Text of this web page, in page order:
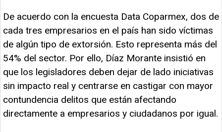
De acuerdo con la encuesta Data Coparmex, dos de
cada tres empresarios en el país han sido víctimas
de algún tipo de extorsión. Esto representa más del
54% del sector. Por ello, Díaz Morante insistió en
que los legisladores deben dejar de lado iniciativas
sin impacto real y centrarse en castigar con mayor
contundencia delitos que están afectando
directamente a empresarios y ciudadanos por igual.